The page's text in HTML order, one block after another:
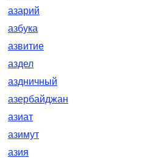
азарий
азбука
азвитие
аздел
аздничный
азербайджан
азиат
азимут
азия